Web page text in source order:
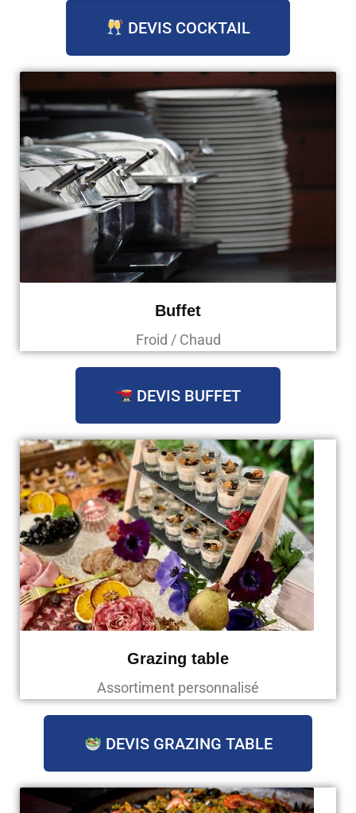
DEVIS COCKTAIL
Buffet
Froid / Chaud
DEVIS BUFFET
Grazing table
Assortiment personnalisé
DEVIS GRAZING TABLE